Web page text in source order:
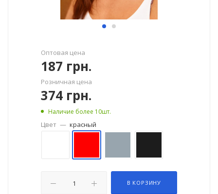
Оптовая цена
187 грн.
Розничная цена
374 грн.
Наличие более 10шт.
Цвет — красный
В КОРЗИНУ